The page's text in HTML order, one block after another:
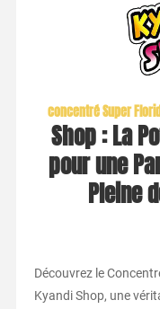
concentré Super
Shop : La
pour une
Pleine
Découvrez le
Kyandi Shop, une